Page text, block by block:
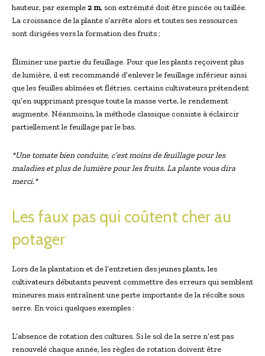
hauteur, par exemple2 m, son extrémité doit être pincée ou taillée.
La croissance de la plante s’arrête alors et toutes ses ressources
sont dirigées vers la formation des fruits ;
Éliminer une partie du feuillage. Pour que les plants reçoivent plus
de lumière, il est recommandé d’enlever le feuillage inférieur ainsi
que les feuilles abîmées et flétries. certains cultivateurs prétendent
qu’en supprimant presque toute la masse verte, le rendement
augmente. Néanmoins, la méthode classique consiste à éclaircir
partiellement le feuillage par le bas.
*Une tomate bien conduite, c’est moins de feuillage pour les
maladies et plus de lumière pour les fruits. La plante vous dira
merci.*
Les faux pas qui coûtent cher au
potager
Lors de la plantation et de l’entretien des jeunes plants, les
cultivateurs débutants peuvent commettre des erreurs qui semblent
mineures mais entraînent une perte importante de la récolte sous
serre. En voici quelques exemples :
L’absence de rotation des cultures. Si le sol de la serre n’est pas
renouvelé chaque année, les règles de rotation doivent être